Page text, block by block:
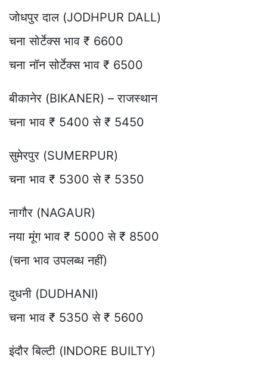
जोधपुर दाल (JODHPUR DALL)
चना सोर्टेक्स भाव ₹ 6600
चना नॉन सोर्टेक्स भाव ₹ 6500
बीकानेर (BIKANER) – राजस्थान
चना भाव ₹ 5400 से ₹ 5450
सुमेरपुर (SUMERPUR)
चना भाव ₹ 5300 से ₹ 5350
नागौर (NAGAUR)
नया मूंग भाव ₹ 5000 से ₹ 8500
(चना भाव उपलब्ध नहीं)
दुधनी (DUDHANI)
चना भाव ₹ 5350 से ₹ 5600
इंदौर बिल्टी (INDORE BUILTY)